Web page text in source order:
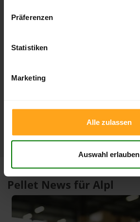
Präferenzen
Statistiken
Marketing
Alle zulassen
Auswahl erlauben
4 Wochen
3 Monate
23.07.2026
Pellet News für Alpl